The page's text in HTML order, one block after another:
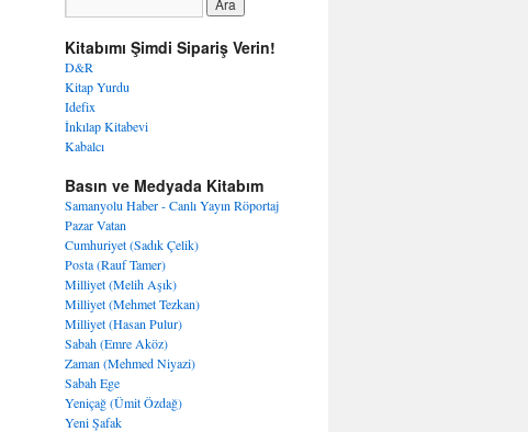
Kitabımı Şimdi Sipariş Verin!
D&R
Kitap Yurdu
Idefix
İnkılap Kitabevi
Kabalcı
Basın ve Medyada Kitabım
Samanyolu Haber - Canlı Yayın Röportaj
Pazar Vatan
Cumhuriyet (Sadık Çelik)
Posta (Rauf Tamer)
Milliyet (Melih Aşık)
Milliyet (Mehmet Tezkan)
Milliyet (Hasan Pulur)
Sabah (Emre Aköz)
Zaman (Mehmed Niyazi)
Sabah Ege
Yeniçağ (Ümit Özdağ)
Yeni Şafak